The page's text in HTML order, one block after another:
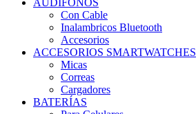
AUDÍFONOS
Con Cable
Inalambricos Bluetooth
Accesorios
ACCESORIOS SMARTWATCHES
Micas
Correas
Cargadores
BATERÍAS